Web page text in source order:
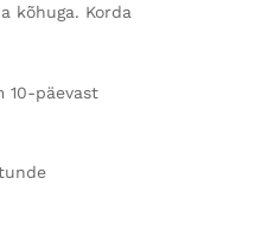
kõhuga. Korda
10-päevast